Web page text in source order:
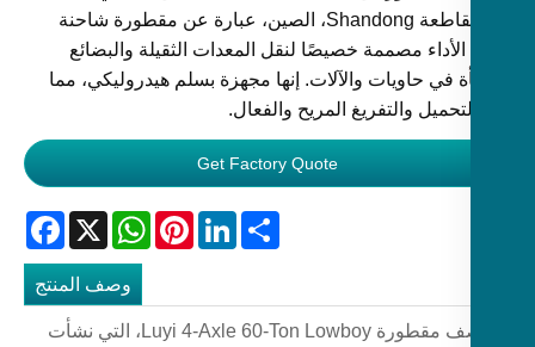
في مقاطعة Shandong، الصين، عبارة عن مقطورة شاحنة
الأداء مصممة خصيصًا لنقل المعدات الثقيلة والبضائع
في حاويات والآلات. إنها مجهزة بسلم هيدروليكي، مما
والتفريغ المريح والفعال.
Get Factory Quote
Facebook X
WhatsAppPinterestLinkedIn
وصف المنتج
إن نصف مقطورة Luyi 4-Axle 60-Ton Lowboy، التي نشأت